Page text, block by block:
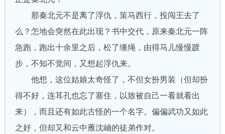
那秦北元不是离了浮仇，策马西行，投闯王去了
么？怎地会突然在此出现？书中交代，原来秦北元一阵
急跑，跑出十余里之后，松了缰绳，由得马儿慢慢踱
步，不知不觉间，又想起浮仇来。
他想，这位姑娘太奇怪了，不但女扮男装（但却扮
得不好，连耳孔也忘了塞住，以致被自己一看就看出
来），而且还有如此古怪的一个名字。偏偏武功又如此
之好，但却又和云中雁沈岫的徒弟作对。